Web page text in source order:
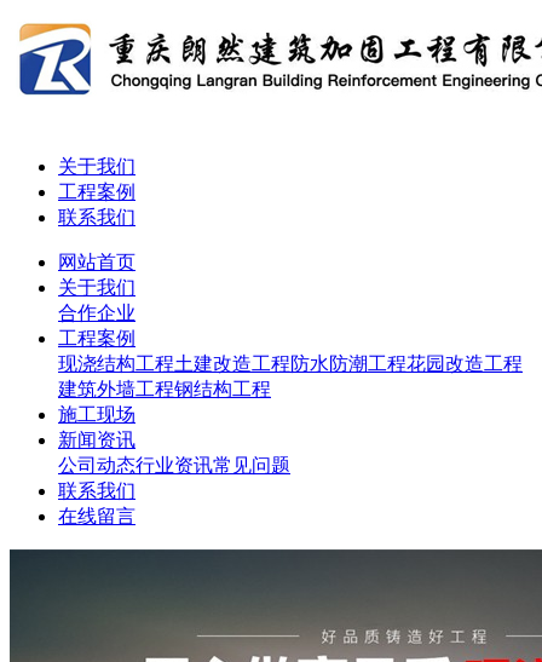
关于我们
工程案例
联系我们
网站首页
关于我们
合作企业
工程案例
现浇结构工程土建改造工程防水防潮工程花园改造工程
建筑外墙工程钢结构工程
施工现场
新闻资讯
公司动态行业资讯常见问题
联系我们
在线留言